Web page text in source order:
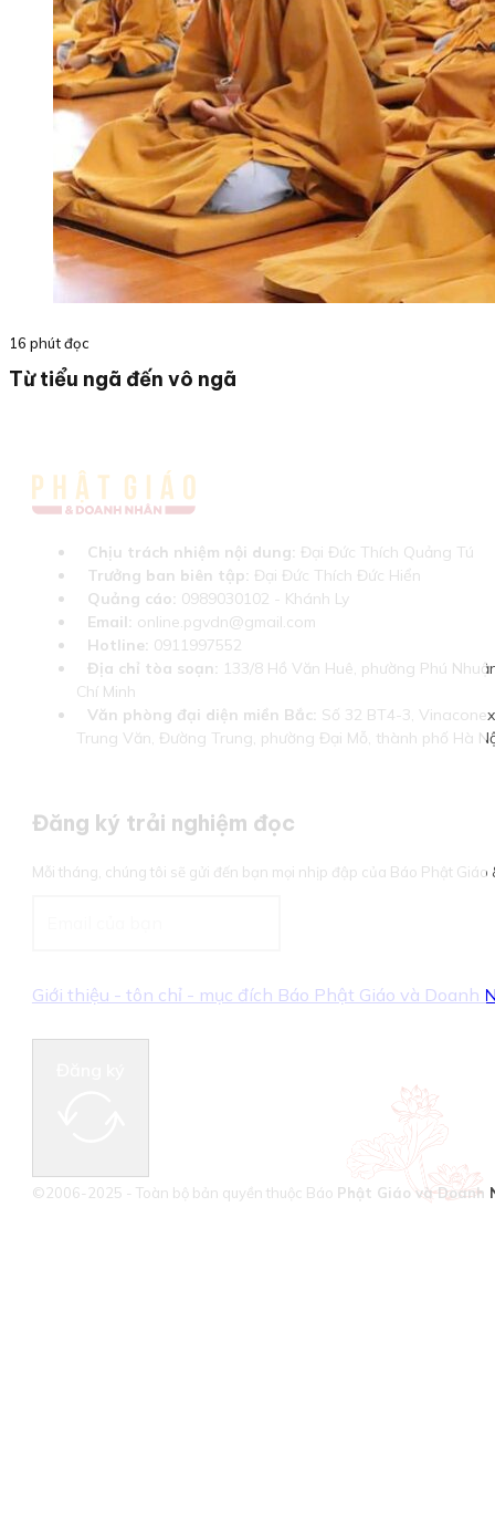
16 phút đọc
Từ tiểu ngã đến vô ngã
Chịu trách nhiệm nội dung: Đại Đức Thích Quảng Tú
Trưởng ban biên tập: Đại Đức Thích Đức Hiển
Quảng cáo: 0989030102 - Khánh Ly
Email: online.pgvdn@gmail.com
Hotline: 0911997552
Địa chỉ tòa soạn: 133/8 Hồ Văn Huê, phường Phú
Chí Minh
Văn phòng đại diện miền Bắc: Số 32 BT4-3,
Trung Văn, Đường Trung, phường Đại Mỗ, thành phố Hà
Đăng ký trải nghiệm đọc
Mỗi tháng, chúng tôi sẽ gửi đến bạn mọi nhịp đập của Báo Phật Giáo
Giới thiệu - tôn chỉ - mục đích Báo Phật Giáo và Doanh
©2006-2025 - Toàn bộ bản quyền thuộc Báo Phật Giáo và Doanh